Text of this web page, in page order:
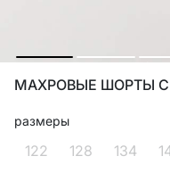
МАХРОВЫЕ ШОРТЫ
размеры
122 128 134